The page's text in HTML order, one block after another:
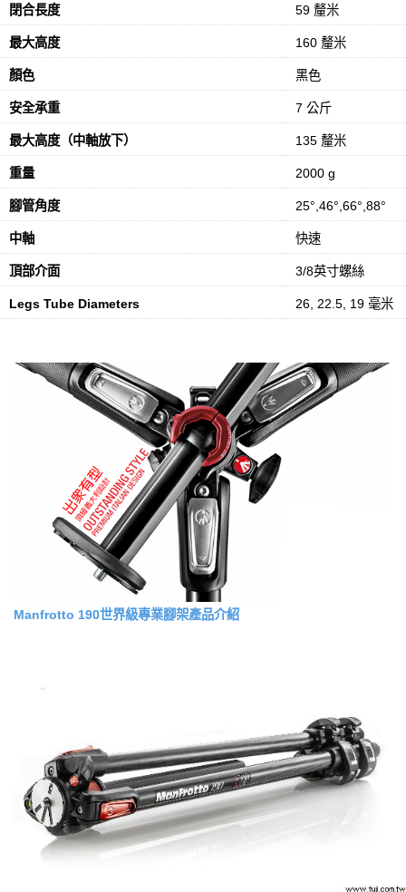
閉合長度 59 釐米
最大高度 160 釐米
顏色 黑色
安全承重 7 公斤
最大高度（中軸放下） 135 釐米
重量 2000 g
腳管角度 25°,46°,66°,88°
中軸 快速
頂部介面 3/8英寸螺絲
Legs Tube Diameters 26, 22.5, 19 毫米
Manfrotto 190世界級專業腳架產品介紹